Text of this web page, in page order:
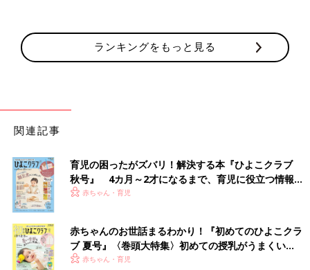
●園長先生のあいさつ
あらためて子どもたちに向けて、卒園の祝いの言葉が述べられま
保護者の中から役員などがあいさつをします。
在園児（年中組が中心）が卒園児においわいを述べます。歌や演
し物などの場合もあります。
●卒園児の言葉
卒園児が今までお世話になった先生方や在園児、保護者に向けて
あいさつをします。こちらも歌や演し物の場合があります。ここ
で歌った歌を聞くと、子どもが何歳になっても泣いてしまうとい
うエピソードも。
ランキングをもっと見る
関連記事
育児の困ったがズバリ！解決する本『ひよこクラブ
秋号』 4カ月～2才になるまで、育児に役立つ情報が
いっぱい！
赤ちゃん・育児
赤ちゃんのお世話まるわかり！『初めてのひよこクラ
ブ 夏号』〈巻頭大特集〉初めての授乳がうまくい
く！ おっぱい・ミルクの基本と夏のトラブル 解決テ
赤ちゃん・育児